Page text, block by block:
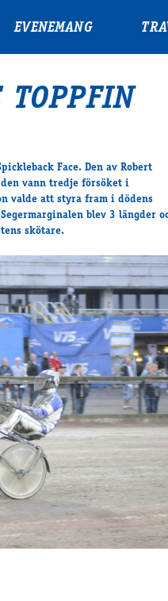
EVENEMANG
TOPPFIN
Face. Den av Robert
vann tredje försöket i
valde att styra fram i dödens
blev 3 längder
skötare.